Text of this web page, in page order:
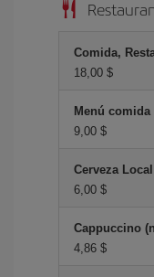
Comida,
18,00 $
Menú comida
9,00 $
Cerveza
6,00 $
Cappuccino
4,86 $